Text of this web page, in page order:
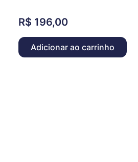
R$ 196,00
Adicionar ao carrinho